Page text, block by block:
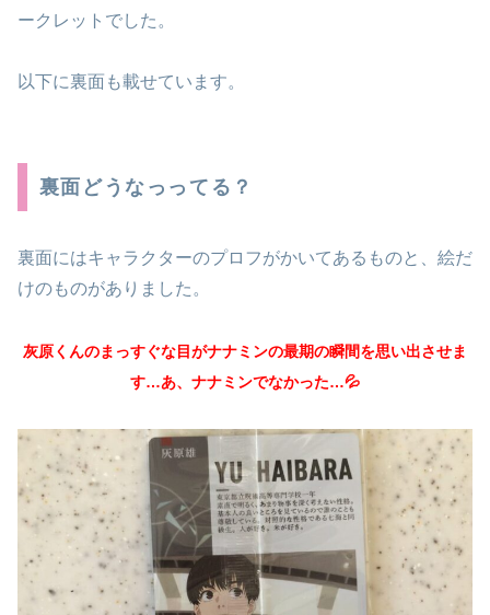
ークレットでした。
以下に裏面も載せています。
裏面どうなっってる？
裏面にはキャラクターのプロフがかいてあるものと、絵だ
けのものがありました。
灰原くんのまっすぐな目がナナミンの最期の瞬間を思い出させま
す…あ、ナナミンでなかった…💦